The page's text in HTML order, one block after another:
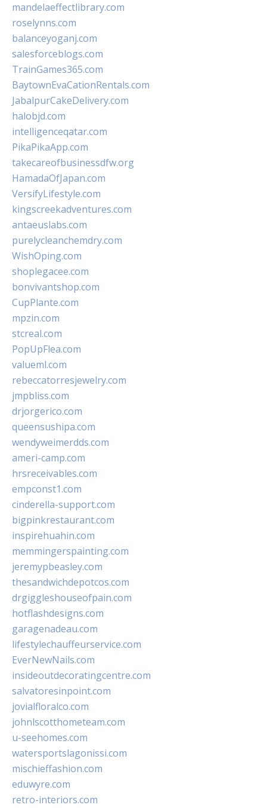
mandelaeffectlibrary.com
roselynns.com
balanceyoganj.com
salesforceblogs.com
TrainGames365.com
BaytownEvaCationRentals.com
JabalpurCakeDelivery.com
halobjd.com
intelligenceqatar.com
PikaPikaApp.com
takecareofbusinessdfw.org
HamadaOfJapan.com
VersifyLifestyle.com
kingscreekadventures.com
antaeuslabs.com
purelycleanchemdry.com
WishOping.com
shoplegacee.com
bonvivantshop.com
CupPlante.com
mpzin.com
stcreal.com
PopUpFlea.com
valueml.com
rebeccatorresjewelry.com
jmpbliss.com
drjorgerico.com
queensushipa.com
wendyweimerdds.com
ameri-camp.com
hrsreceivables.com
empconst1.com
cinderella-support.com
bigpinkrestaurant.com
inspirehuahin.com
memmingerspainting.com
jeremypbeasley.com
thesandwichdepotcos.com
drgiggleshouseofpain.com
hotflashdesigns.com
garagenadeau.com
lifestylechauffeurservice.com
EverNewNails.com
insideoutdecoratingcentre.com
salvatoresinpoint.com
jovialfloralco.com
johnlscotthometeam.com
u-seehomes.com
watersportslagonissi.com
mischieffashion.com
eduwyre.com
retro-interiors.com